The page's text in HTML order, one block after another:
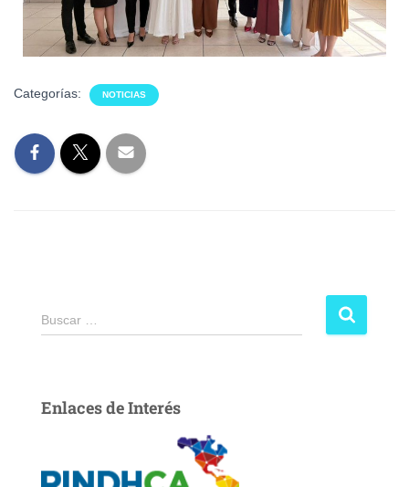
Categorías: NOTICIAS
Buscar …
Enlaces de Interés